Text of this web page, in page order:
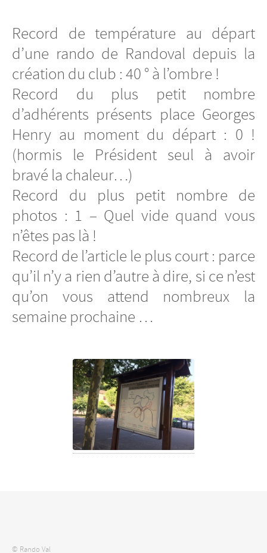
Record de température au départ
d’une rando de Randoval depuis la
création du club : 40 ° à l’ombre !
Record du plus petit nombre
d’adhérents présents place Georges
Henry au moment du départ : 0 !
(hormis le Président seul à avoir
bravé la chaleur…)
Record du plus petit nombre de
photos : 1 – Quel vide quand vous
n’êtes pas là !
Record de l’article le plus court : parce
qu’il n’y a rien d’autre à dire, si ce n’est
qu’on vous attend nombreux la
semaine prochaine …
© Rando Val